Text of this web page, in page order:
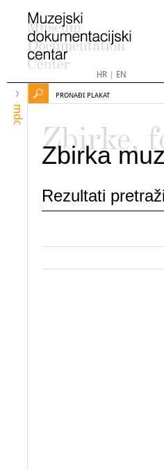
HR| EN
mdc
PRONAĐI PLAKAT
Zbirke,
Zbirka
Rezultati